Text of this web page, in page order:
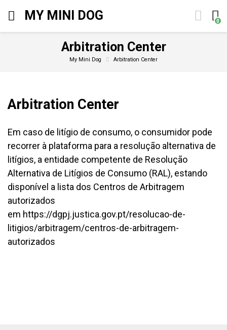
MY MINI DOG 0
Arbitration Center
My Mini Dog Arbitration Center
Arbitration Center
Em caso de litígio de consumo, o consumidor pode
recorrer à plataforma para a resolução alternativa de
litígios, a entidade competente de Resolução
Alternativa de Litígios de Consumo (RAL), estando
disponível a lista dos Centros de Arbitragem
autorizados
em https://dgpj.justica.gov.pt/resolucao-de-
litigios/arbitragem/centros-de-arbitragem-
autorizados